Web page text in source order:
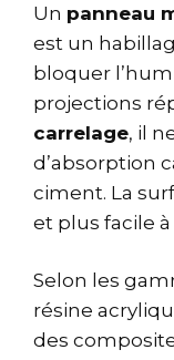
Un panneau
est un
bloquer
projections
carrelage, il
d’absorption
ciment. La
et plus facile
Selon les
résine
des